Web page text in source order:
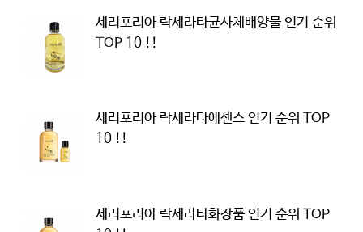
세리포리아 락세라타균사체배양물 인기 순위
TOP 10 !!
세리포리아 락세라타에센스 인기 순위 TOP
10 !!
세리포리아 락세라타화장품 인기 순위 TOP